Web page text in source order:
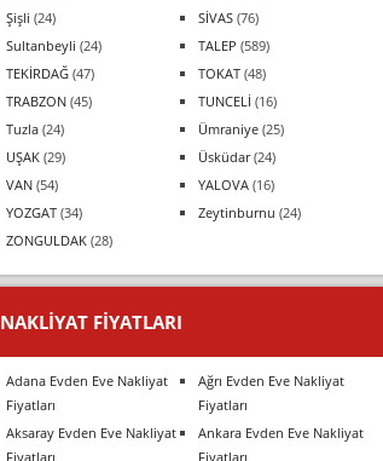
Şişli (24) SİVAS (76)
Sultanbeyli (24) TALEP (589)
TEKİRDAĞ (47) TOKAT (48)
TRABZON (45) TUNCELİ (16)
Tuzla (24) Ümraniye (25)
UŞAK (29) Üsküdar(24)
VAN (54) YALOVA (16)
YOZGAT (34) Zeytinburnu (24)
ZONGULDAK (28)
NAKLIYAT FIYATLARI
Adana Evden Eve Nakliyat
Fiyatları
Ağrı Evden Eve Nakliyat
Fiyatları
Aksaray Evden Eve Nakliyat
Fiyatları
Ankara Evden Eve Nakliyat
Fiyatları